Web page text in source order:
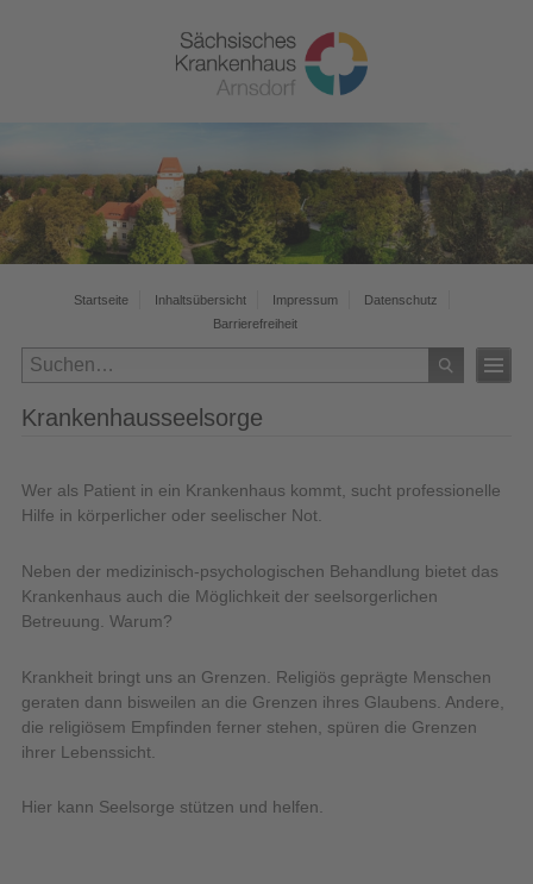
Startseite Inhaltsübersicht Impressum
Datenschutz
Barrierefreiheit
Krankenhausseelsorge
Wer als Patient in ein Krankenhaus kommt, sucht professionelle
Hilfe in körperlicher oder seelischer Not.
Neben der medizinisch-psychologischen Behandlung bietet das
Krankenhaus auch die Möglichkeit der seelsorgerlichen
Betreuung. Warum?
Krankheit bringt uns an Grenzen. Religiös geprägte Menschen
geraten dann bisweilen an die Grenzen ihres Glaubens. Andere,
die religiösem Empfinden ferner stehen, spüren die Grenzen
ihrer Lebenssicht.
Hier kann Seelsorge stützen und helfen.